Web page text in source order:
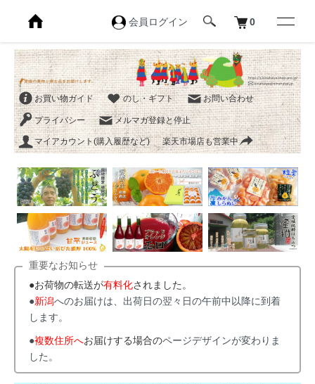
会員ログイン 0
お買い物ガイド のし・ギフト お問い合わせ
プライバシー メルマガ登録と停止
マイアカウント(購入履歴など) 楽天市場店も営業中
重要なお知らせ
●お荷物の転送が有料化されました。
●新潟へのお届けは、出荷日の翌々日の午前中以降に到着
します。
●複数住所へお届けする場合のページデザインが変わりま
した。